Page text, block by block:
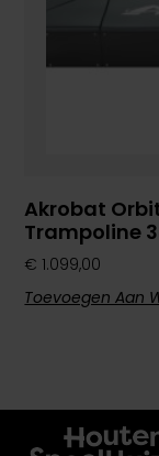
Akrobat
Trampoline
€ 1.099,00
Toevoegen Aan